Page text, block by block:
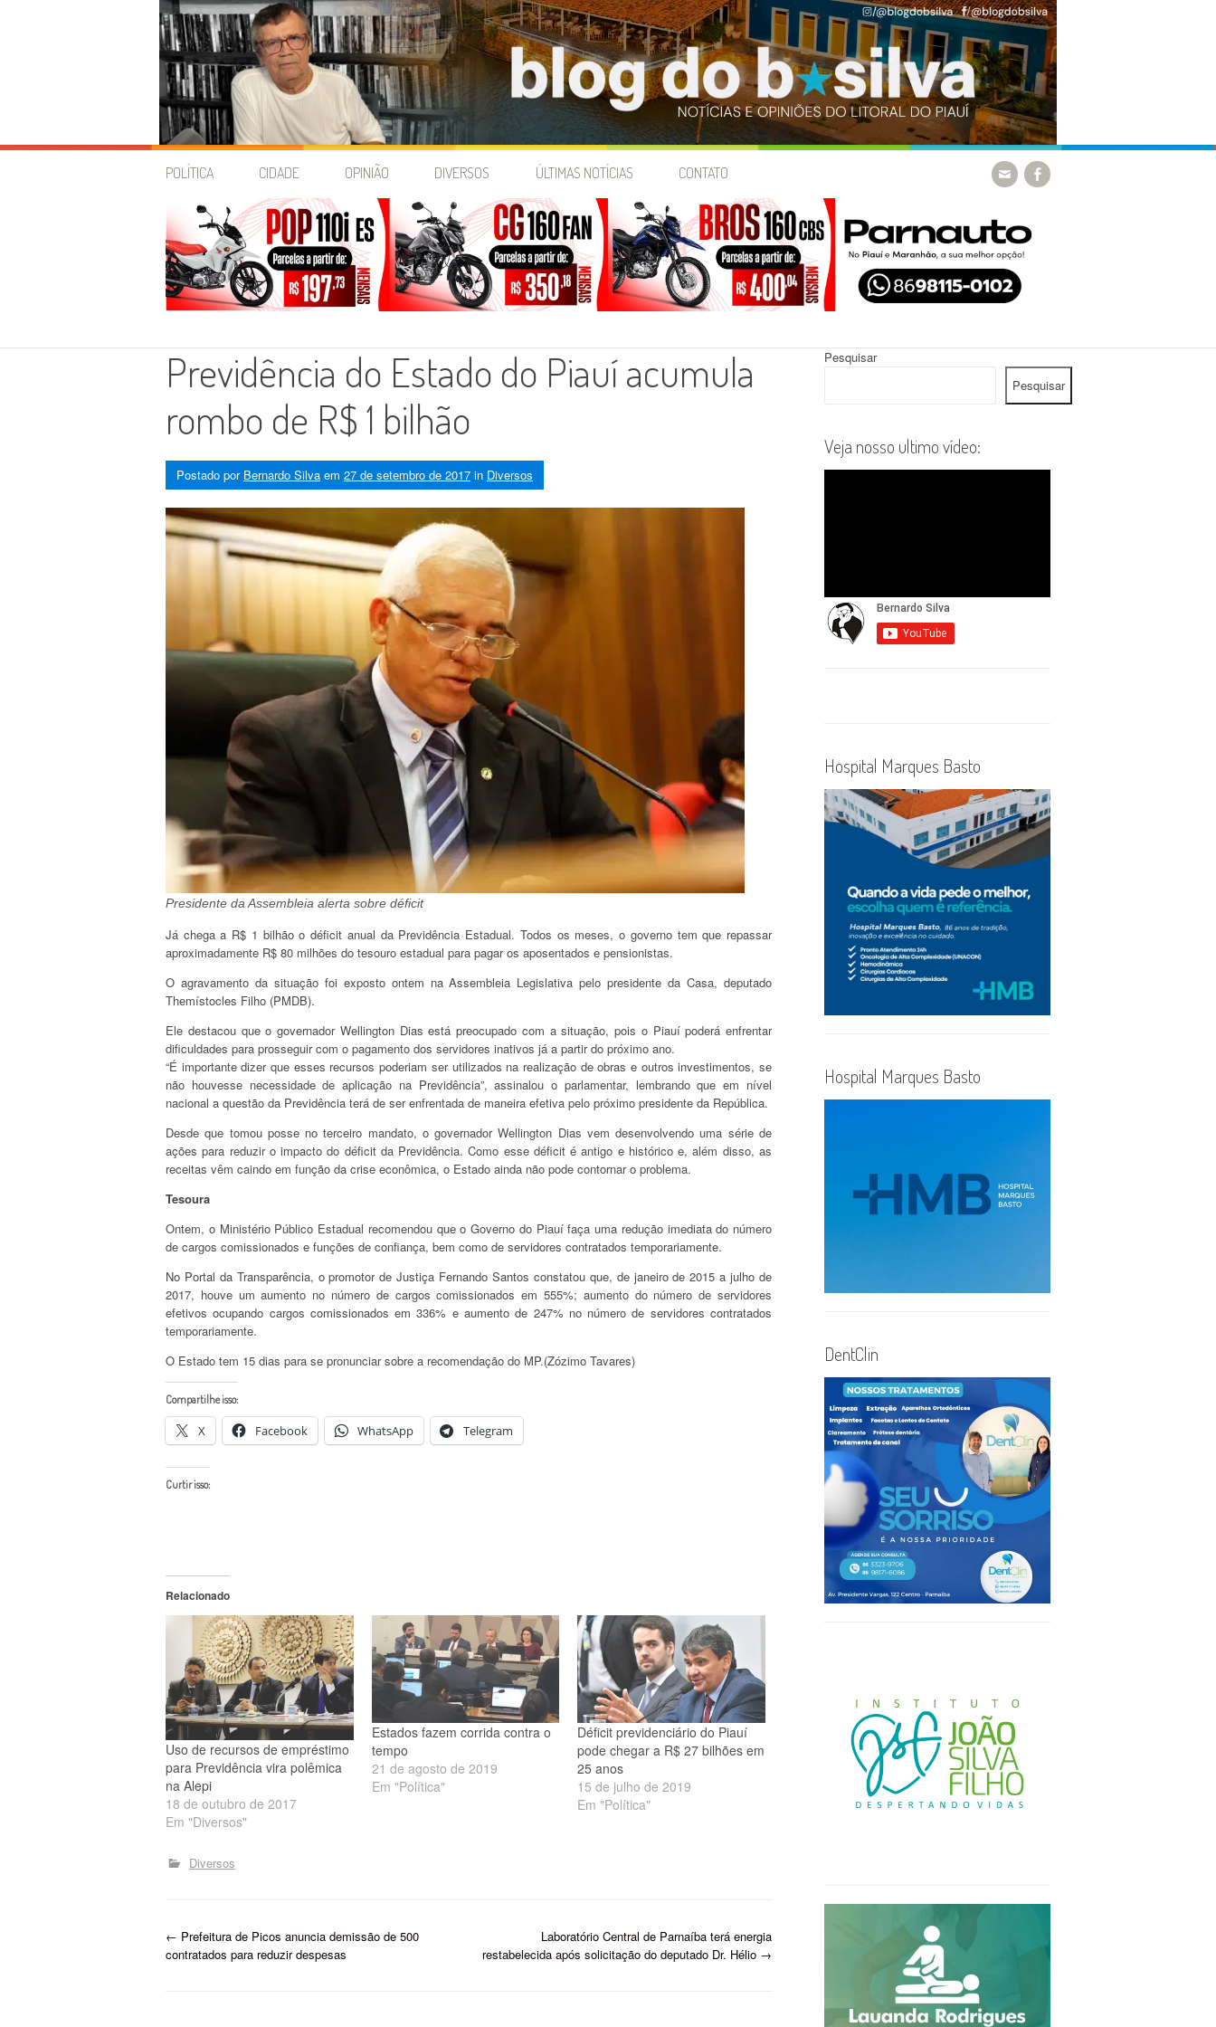
Skip
POLÍTICA CIDADE OPINIÃO DIVERSOS ÚLTIMAS NOTÍCIAS CONTATO
Previdência do Estado do Piauí acumula
rombo de R$ 1 bilhão
Postado por Bernardo Silva em 27 de setembro de 2017 in Diversos
Presidente da Assembleia alerta sobre déficit
Já chega a R$ 1 bilhão o déficit anual da Previdência Estadual. Todos os meses, o governo tem que repassar
aproximadamente R$ 80 milhões do tesouro estadual para pagar os aposentados e pensionistas.
O agravamento da situação foi exposto ontem na Assembleia Legislativa pelo presidente da Casa, deputado
Themístocles Filho (PMDB).
Ele destacou que o governador Wellington Dias está preocupado com a situação, pois o Piauí poderá enfrentar
dificuldades para prosseguir com o pagamento dos servidores inativos já a partir do próximo ano.
“É importante dizer que esses recursos poderiam ser utilizados na realização de obras e outros investimentos, se
não houvesse necessidade de aplicação na Previdência”, assinalou o parlamentar, lembrando que em nível
nacional a questão da Previdência terá de ser enfrentada de maneira efetiva pelo próximo presidente da República.
Desde que tomou posse no terceiro mandato, o governador Wellington Dias vem desenvolvendo uma série de
ações para reduzir o impacto do déficit da Previdência. Como esse déficit é antigo e histórico e, além disso, as
receitas vêm caindo em função da crise econômica, o Estado ainda não pode contornar o problema.
Tesoura
Ontem, o Ministério Público Estadual recomendou que o Governo do Piauí faça uma redução imediata do número
de cargos comissionados e funções de confiança, bem como de servidores contratados temporariamente.
No Portal da Transparência, o promotor de Justiça Fernando Santos constatou que, de janeiro de 2015 a julho de
2017, houve um aumento no número de cargos comissionados em 555%; aumento do número de servidores
efetivos ocupando cargos comissionados em 336% e aumento de 247% no número de servidores contratados
temporariamente.
O Estado tem 15 dias para se pronunciar sobre a recomendação do MP.(Zózimo Tavares)
Compartilhe isso:
X Facebook WhatsApp Telegram
Curtir isso:
Relacionado
Uso de recursos de empréstimo
para Previdência vira polêmica
na Alepi
18 de outubro de 2017
Em "Diversos"
Estados fazem corrida contra o
tempo
21 de agosto de 2019
Em "Política"
Déficit previdenciário do Piauí
pode chegar a R$ 27 bilhões em
25 anos
15 de julho de 2019
Em "Política"
Diversos
P
← Prefeitura de Picos anuncia demissão de 500
contratados para reduzir despesas
Laboratório Central de Parnaíba terá energia
restabelecida após solicitação do deputado Dr. Hélio →
Pesquisar
Pesquisar
Veja nosso ultimo vídeo:
Hospital Marques Basto
Hospital Marques Basto
DentClin